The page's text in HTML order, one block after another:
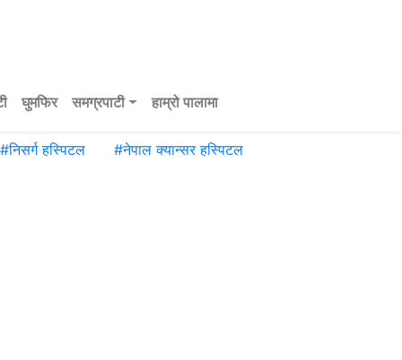
घुमफिर समग्रपाटी हाम्रो पालामा
#निसर्ग हस्पिटल #नेपाल क्यान्सर हस्पिटल